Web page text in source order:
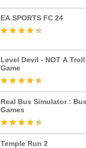
EA SPORTS FC 24
Level Devil - NOT A Troll
Game
Real Bus Simulator : Bus
Games
Temple Run 2